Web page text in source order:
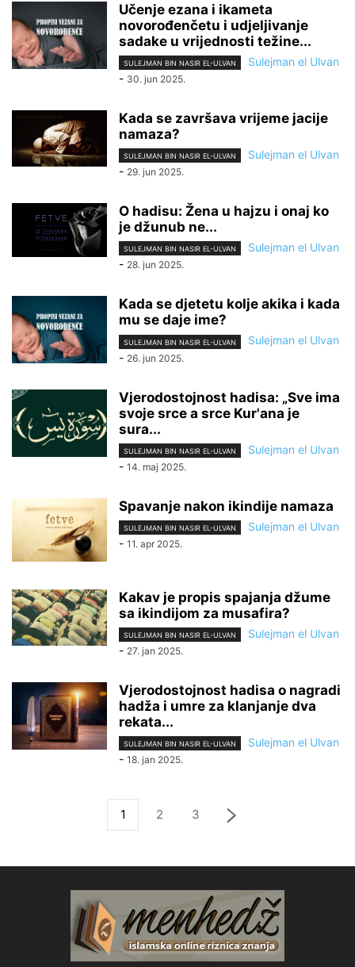
Učenje ezana i ikameta
novorođenčetu i udjeljivanje
sadake u vrijednosti težine...
SULEJMAN BIN NASIR EL-ULVAN
Sulejman el Ulvan
- 30. jun 2025.
Kada se završava vrijeme jacije
namaza?
SULEJMAN BIN NASIR EL-ULVAN
Sulejman el Ulvan
- 29. jun 2025.
O hadisu: Žena u hajzu i onaj ko
je džunub ne...
SULEJMAN BIN NASIR EL-ULVAN
Sulejman el Ulvan
- 28. jun 2025.
Kada se djetetu kolje akika i kada
mu se daje ime?
SULEJMAN BIN NASIR EL-ULVAN
Sulejman el Ulvan
- 26. jun 2025.
Vjerodostojnost hadisa: „Sve ima
svoje srce a srce Kur'ana je
sura...
SULEJMAN BIN NASIR EL-ULVAN
Sulejman el Ulvan
- 14. maj 2025.
Spavanje nakon ikindije namaza
SULEJMAN BIN NASIR EL-ULVAN
Sulejman el Ulvan
- 11. apr 2025.
Kakav je propis spajanja džume
sa ikindijom za musafira?
SULEJMAN BIN NASIR EL-ULVAN
Sulejman el Ulvan
- 27. jan 2025.
Vjerodostojnost hadisa o nagradi
hadža i umre za klanjanje dva
rekata...
SULEJMAN BIN NASIR EL-ULVAN
Sulejman el Ulvan
- 18. jan 2025.
1 2 3